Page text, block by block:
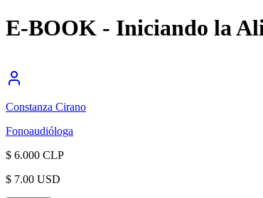
E-BOOK - Iniciando la
Constanza Cirano
Fonoaudióloga
$ 6.000 CLP
$ 7.00 USD